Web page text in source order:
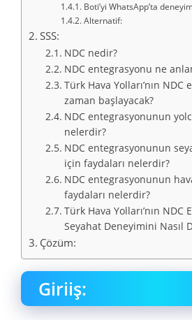
Boti’yi WhatsApp’ta
Alternatif:
SSS:
NDC nedir?
NDC entegrasyonu ne
Türk Hava Yolları’nın
zaman başlayacak?
NDC entegrasyonunun
nelerdir?
NDC entegrasyonunun
için faydaları nelerdir?
NDC entegrasyonunun
faydaları nelerdir?
Türk Hava Yolları’nın NDC
Seyahat Deneyimini Nasıl
Çözüm:
Giriiş: